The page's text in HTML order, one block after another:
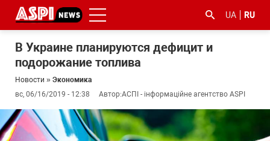
UA RU
В Украине планируются дефицит и
подорожание топлива
Новости » Экономика
вс, 06/16/2019 - 12:38
Автор:АСПІ - інформаційне агентство ASPI
#ООС
#боротьба
#гфс #Киев #коронавірус